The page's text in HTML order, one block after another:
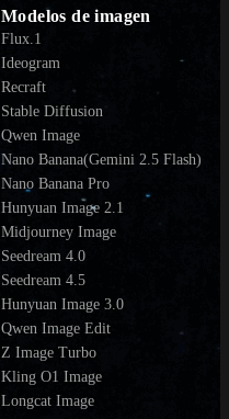
Modelos de imagen
Flux.1
Ideogram
Recraft
Stable Diffusion
Qwen Image
Nano Banana(Gemini 2.5 Flash)
Nano Banana Pro
Hunyuan Image 2.1
Midjourney Image
Seedream 4.0
Seedream 4.5
Hunyuan Image 3.0
Qwen Image Edit
Z Image Turbo
Kling O1 Image
Longcat Image